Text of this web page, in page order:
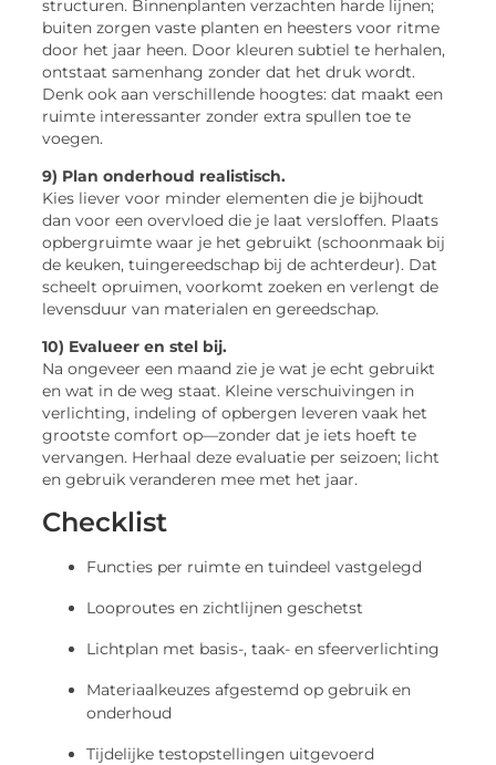
structuren. Binnenplanten verzachten harde lijnen;
buiten zorgen vaste planten en heesters voor ritme
door het jaar heen. Door kleuren subtiel te herhalen,
ontstaat samenhang zonder dat het druk wordt.
Denk ook aan verschillende hoogtes: dat maakt een
ruimte interessanter zonder extra spullen toe te
voegen.
9) Plan onderhoud realistisch.
Kies liever voor minder elementen die je bijhoudt
dan voor een overvloed die je laat versloffen. Plaats
opbergruimte waar je het gebruikt (schoonmaak bij
de keuken, tuingereedschap bij de achterdeur). Dat
scheelt opruimen, voorkomt zoeken en verlengt de
levensduur van materialen en gereedschap.
10) Evalueer en stel bij.
Na ongeveer een maand zie je wat je echt gebruikt
en wat in de weg staat. Kleine verschuivingen in
verlichting, indeling of opbergen leveren vaak het
grootste comfort op—zonder dat je iets hoeft te
vervangen. Herhaal deze evaluatie per seizoen; licht
en gebruik veranderen mee met het jaar.
Checklist
Functies per ruimte en tuindeel vastgelegd
Looproutes en zichtlijnen geschetst
Lichtplan met basis-, taak- en sfeerverlichting
Materiaalkeuzes afgestemd op gebruik en
onderhoud
Tijdelijke testopstellingen uitgevoerd